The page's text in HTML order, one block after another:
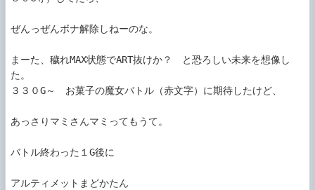
ぜんっぜんボナ解除しねーのな。
まーた、穢れMAX状態でART抜けか？　と恐ろしい未来を想像し
た。
３３０G～　お菓子の魔女バトル（赤文字）に期待したけど、
あっさりマミさんマミってもうて。
バトル終わった１G後に